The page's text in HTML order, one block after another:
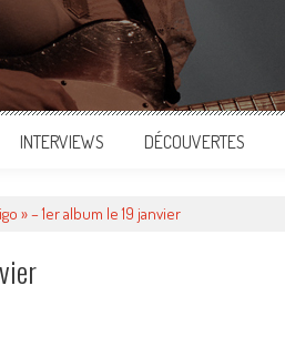
INTERVIEWS DÉCOUVERTES
» – 1er album le 19 janvier